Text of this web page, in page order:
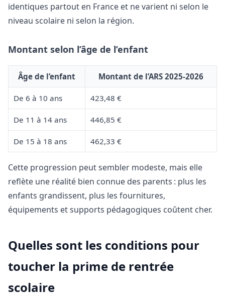
identiques partout en France et ne varient ni selon le
niveau scolaire ni selon la région.
Montant selon l’âge de l’enfant
Âge de l’enfant Montant de l’ARS 2025-2026
De 6 à 10 ans 423,48 €
De 11 à 14 ans 446,85 €
De 15 à 18 ans 462,33 €
Cette progression peut sembler modeste, mais elle
reflète une réalité bien connue des parents : plus les
enfants grandissent, plus les fournitures,
équipements et supports pédagogiques coûtent cher.
Quelles sont les conditions pour
toucher la prime de rentrée
scolaire